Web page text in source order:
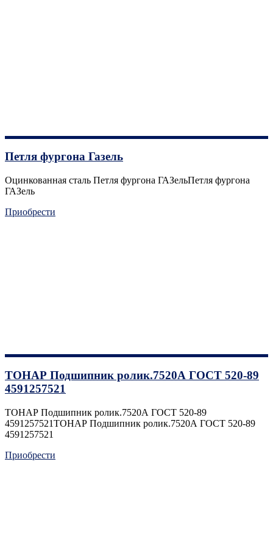
Петля фургона Газель
Оцинкованная сталь Петля фургона ГАЗельПетля фургона
ГАЗель
Приобрести
ТОНАР Подшипник ролик.7520А ГОСТ 520-89
4591257521
ТОНАР Подшипник ролик.7520А ГОСТ 520-89
4591257521ТОНАР Подшипник ролик.7520А ГОСТ 520-89
4591257521
Приобрести